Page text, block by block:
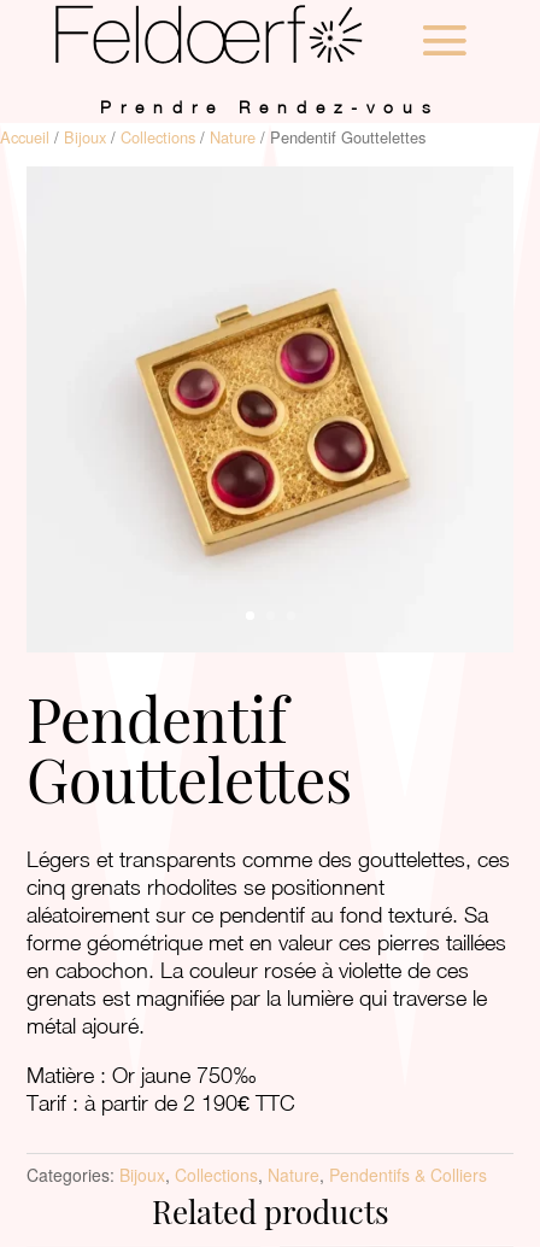
Prendre Rendez-vous
Accueil / Bijoux / Collections / Nature / Pendentif Gouttelettes
Pendentif
Gouttelettes
Légers et transparents comme des gouttelettes, ces
cinq grenats rhodolites se positionnent
aléatoirement sur ce pendentif au fond texturé. Sa
forme géométrique met en valeur ces pierres taillées
en cabochon. La couleur rosée à violette de ces
grenats est magnifiée par la lumière qui traverse le
métal ajouré.
Matière : Or jaune 750‰
Tarif : à partir de 2 190€ TTC
Categories: Bijoux,Collections, Nature, Pendentifs & Colliers
Related products